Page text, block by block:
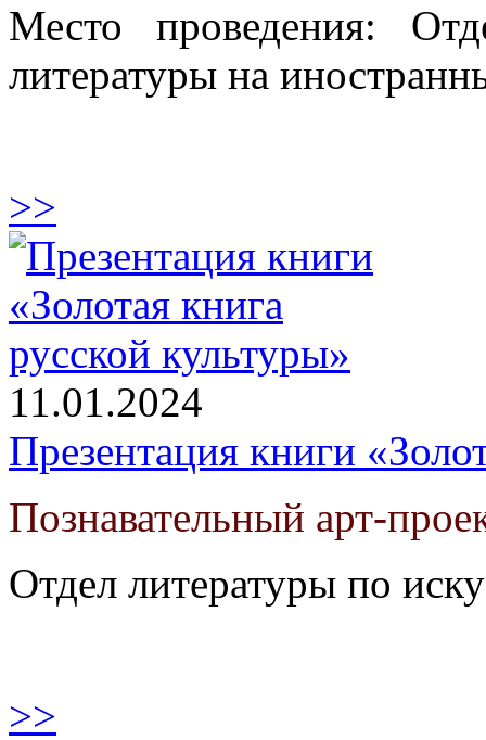
Место проведения:
литературы на
>>
11.01.2024
Презентация книги
Познавательный арт-
Отдел литературы по
>>